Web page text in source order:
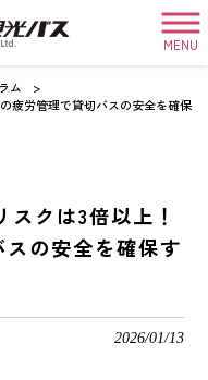
MENU
ム
>
疲労管理で貸切バスの安全を確保
クは3倍以上！
の安全を確保す
2026/01/13